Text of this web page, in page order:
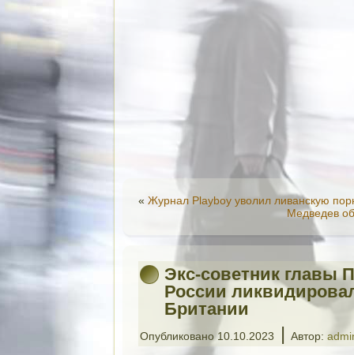
« Журнал Playboy уволил ливанскую
Медведев
Экс-советник главы
России
Британии
Опубликовано 10.10.2023 | Автор: